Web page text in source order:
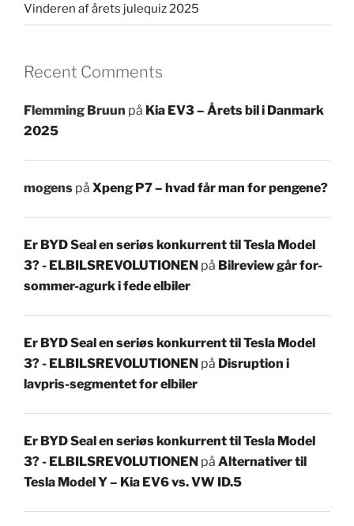
Vinderen af årets julequiz 2025
Recent Comments
Flemming Bruun på Kia EV3 – Årets bil i Danmark
2025
mogens på Xpeng P7 – hvad får man for pengene?
Er BYD Seal en seriøs konkurrent til Tesla Model
3? - ELBILSREVOLUTIONEN på Bilreview går for-
sommer-agurk i fede elbiler
Er BYD Seal en seriøs konkurrent til Tesla Model
3? - ELBILSREVOLUTIONEN på Disruption i
lavpris-segmentet for elbiler
Er BYD Seal en seriøs konkurrent til Tesla Model
3? - ELBILSREVOLUTIONEN på Alternativer til
Tesla Model Y – Kia EV6 vs. VW ID.5